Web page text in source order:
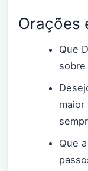
Orações
Que
Que